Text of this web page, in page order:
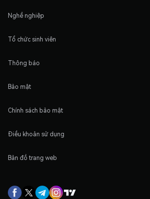
Nghề nghiệp
Tổ chức sinh viên
Thông báo
Bảo mật
Chính sách bảo mật
Điều khoản sử dụng
Bản đồ trang web